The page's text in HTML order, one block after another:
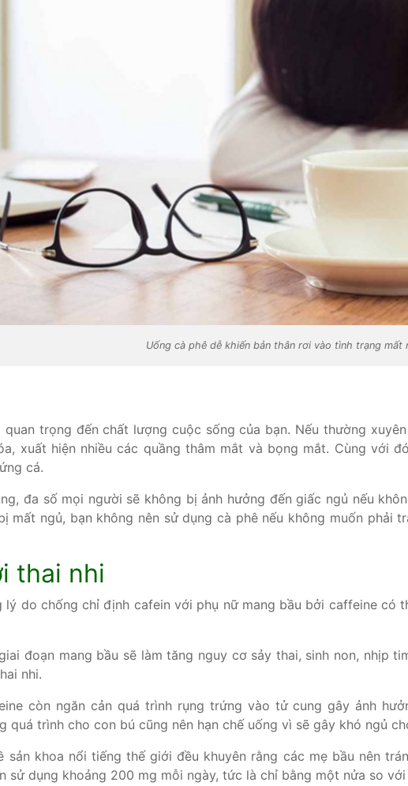
Uống cà phê dễ khiến bản thân rơi vào tình trạng mất
quan trọng đến chất lượng cuộc sống của bạn. Nếu thường
xuất hiện nhiều các quầng thâm mắt và bọng mắt. Cùng với
cá.
đa số mọi người sẽ không bị ảnh hưởng đến giấc ngủ nếu
mất ngủ, bạn không nên sử dụng cà phê nếu không muốn phải
thai nhi
do chống chỉ định cafein với phụ nữ mang bầu bởi caffeine có
đoạn mang bầu sẽ làm tăng nguy cơ sảy thai, sinh non, nhịp
nhi.
còn ngăn cản quá trình rụng trứng vào tử cung gây ảnh
quá trình cho con bú cũng nên hạn chế uống vì sẽ gây khó ngủ
sản khoa nổi tiếng thế giới đều khuyên rằng các mẹ bầu nên
sử dụng khoảng 200 mg mỗi ngày, tức là chỉ bằng một nửa so